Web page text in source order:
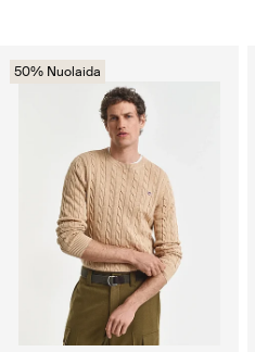
50% Nuolaida